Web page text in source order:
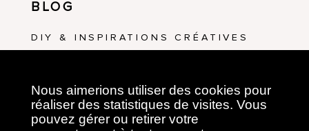
BLOG
DIY & INSPIRATIONS CRÉATIVES
ATELIERS CRÉATIFS
ART FLORAL
Nous aimerions utiliser des cookies pour
réaliser des statistiques de visites. Vous
pouvez gérer ou retirer votre